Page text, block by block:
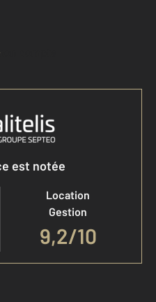
compte
est notée
Location
Gestion
9,2/10